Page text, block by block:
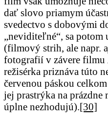
dať slovo priamym
svedectvo s dobovými
„neviditeľné“, sa potom
(filmový strih, ale napr.
fotografií v závere filmu
režisérka priznáva túto
červenou páskou
jej prastrýka na prázdne
úplne nezhodujú).[30]